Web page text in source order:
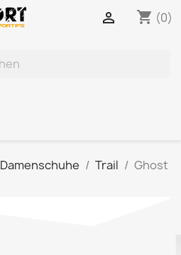
shopping_cart (0)

Damenschuhe Trail
Ghost